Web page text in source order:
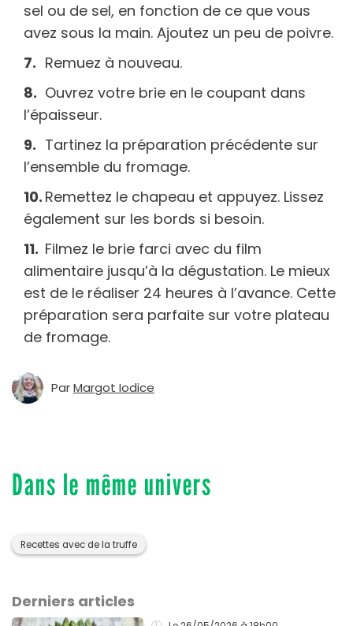
sel ou de sel, en fonction de ce que vous
avez sous la main. Ajoutez un peu de poivre.
Remuez à nouveau.
Ouvrez votre brie en le coupant dans
l’épaisseur.
Tartinez la préparation précédente sur
l’ensemble du fromage.
Remettez le chapeau et appuyez. Lissez
également sur les bords si besoin.
Filmez le brie farci avec du film
alimentaire jusqu’à la dégustation. Le mieux
est de le réaliser 24 heures à l’avance. Cette
préparation sera parfaite sur votre plateau
de fromage.
ParMargot Iodice
Dans le même univers
Recettes avec de la truffe
Derniers articles